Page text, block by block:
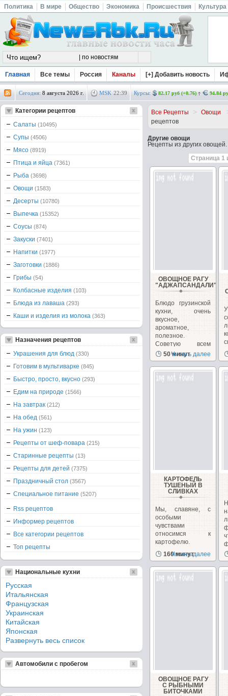
Политика В мире Общество Экономика Происшествия Культура
Главная Все темы Россия Каналы [+] Добавить новость
Сегодня: 8 августа 2026 г. MSK 22:39 Курсы: 82.17 руб (+0.76) 94.84
Все Рецепты > Овощи
рецептов
Другие овощи
Рецепты из других овощей.
Страница 1
ОВОЩНОЕ РАГУ
"АДЖАПСАНДАЛИ"
Блюдо грузинской
кухни, очень
вкусное,
ароматное,
полезное.
Советую всем
его...50 минут
Читать далее
КАРТОФЕЛЬ
ТУШЕНЫЙ В
СЛИВКАХ
Мы, славяне, с
особыми
чувствами
относимся к
картофелю.
Многие люди
старшего...
160 минут
Читать далее
ОВОЩНОЕ РАГУ
С РЫБНЫМИ
БИТОЧКАМИ
Категории рецептов
Салаты (10495)
Супы (4506)
Мясо (8919)
Птица и яйца (7361)
Рыба (3698)
Овощи (1583)
Десерты (10780)
Выпечка (15352)
Соусы (874)
Закуски (7401)
Напитки (1977)
Заготовки (1886)
Грибы (54)
Колбасные изделия (103)
Блюда из лаваша (293)
Каши и изделия из молока (363)
Назначения рецептов
Украшения для блюд (330)
Готовим в мультиварке (845)
Быстро, просто, вкусно (293)
Едим на природе (1566)
На завтрак (212)
На обед (561)
На ужин (123)
Рецепты от шеф-повара (215)
Старинные рецепты (13)
Рецепты для детей (7375)
Праздничный стол (3567)
Специальное питание (5207)
Rss рецептов
Информер рецептов
Все категории рецептов
Топ рецепты
Национальные кухни
Русская
Итальянская
Французская
Украинская
Китайская
Японская
Развернуть весь список
Автомобили с пробегом